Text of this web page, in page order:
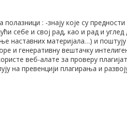
: -знају које су
себе и свој рад, као и рад и
наставних материјала…) и
и генеративну вештачку
веб-алате за проверу
на превенцији плагирања и